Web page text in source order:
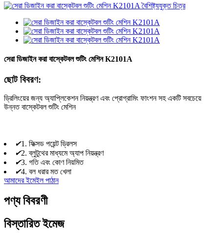
সেরা ডিজাইন করা বাস্কেটবল শুটিং মেশিন K2101A
ছোট বিবরণ:
ড্রিলিংয়ের জন্য অ্যাপ্লিকেশন নিয়ন্ত্রণ এবং প্রোগ্রামিং ফাংশন সহ একটি সবচেয়ে
উন্নত বাস্কেটবল শুটিং মেশিন
✔1. ফিক্সড পয়েন্ট ড্রিলস
✔2. ব্লুটুথের মাধ্যমে অ্যাপ নিয়ন্ত্রণ
✔3. গতি এবং কোণ নিয়মিত
✔4. বল ধরার মত খেলা
আমাদের ইমেইল পাঠান
পণ্য বিবরণী
বিস্তারিত ইমেজ